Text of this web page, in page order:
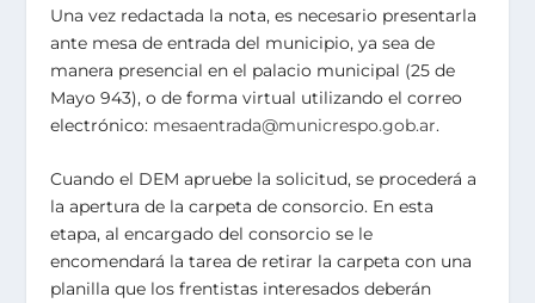
Una vez redactada la nota, es necesario presentarla
ante mesa de entrada del municipio, ya sea de
manera presencial en el palacio municipal (25 de
Mayo 943), o de forma virtual utilizando el correo
electrónico: mesaentrada@municrespo.gob.ar.
Cuando el DEM apruebe la solicitud, se procederá a
la apertura de la carpeta de consorcio. En esta
etapa, al encargado del consorcio se le
encomendará la tarea de retirar la carpeta con una
planilla que los frentistas interesados deberán